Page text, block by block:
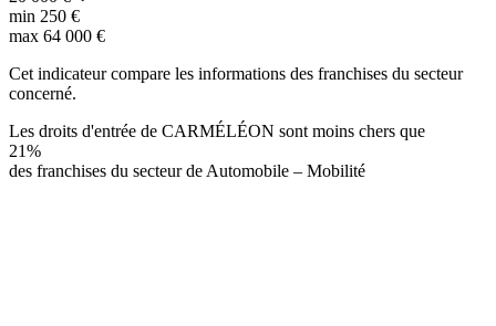
min 250 €
max 64 000 €
Cet indicateur compare les informations des franchises du secteur
concerné.
Les droits d'entrée de CARMÉLÉON sont moins chers que
21%
des franchises du secteur de Automobile – Mobilité